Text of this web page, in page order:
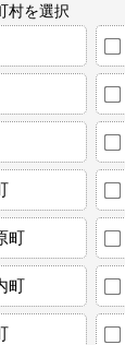
村を選択
町
町